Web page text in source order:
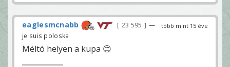
több mint 15 éve
eaglesmcnabb 23 595
—
je suis poloska
Méltó helyen a kupa 😊